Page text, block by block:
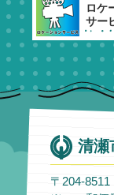
ロケ
サー
清瀬
〒204-